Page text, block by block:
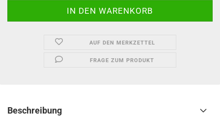
AUF DEN MERKZETTEL
FRAGE ZUM PRODUKT
Beschreibung